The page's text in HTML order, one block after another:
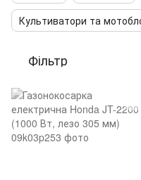
Культиватори та
Фільтр